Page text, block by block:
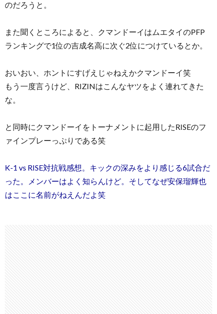
のだろうと。
また聞くところによると、クマンドーイはムエタイのPFP
ランキングで1位の吉成名高に次ぐ2位につけているとか。
おいおい、ホントにすげえじゃねえかクマンドーイ笑
もう一度言うけど、RIZINはこんなヤツをよく連れてきた
な。
と同時にクマンドーイをトーナメントに起用したRISEのフ
ァインプレーっぷりである笑
K-1 vs RISE対抗戦感想。キックの深みをより感じる6試合だ
った。メンバーはよく知らんけど。そしてなぜ安保瑠輝也
はここに名前がねえんだよ笑